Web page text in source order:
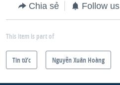
Chia sẻ Follow us
This item is part of
Tin tức Nguyễn Xuân Hoàng